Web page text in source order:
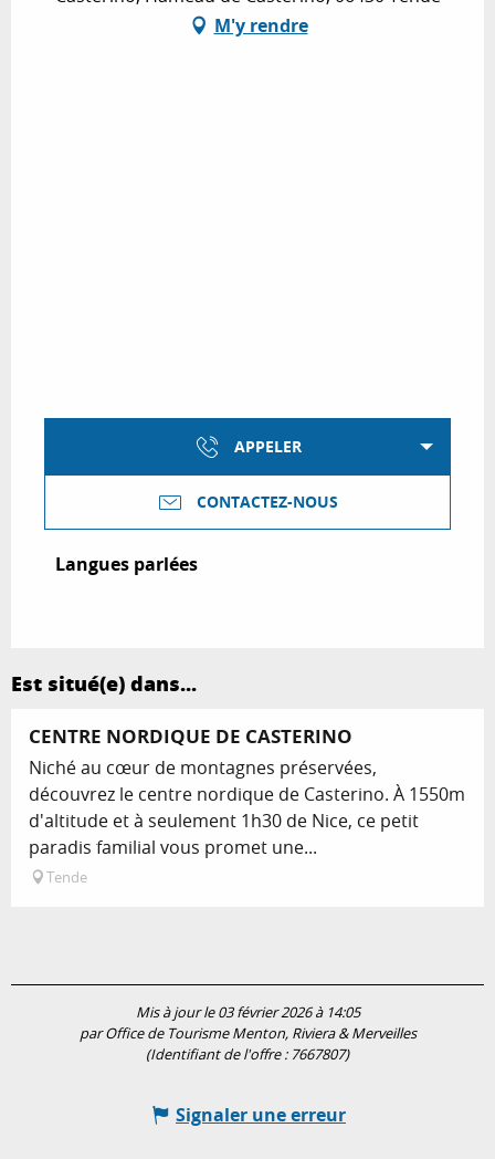
M'y rendre
APPELER
CONTACTEZ-NOUS
Langues parlées
Langues parlées
Est situé(e) dans...
CENTRE NORDIQUE DE CASTERINO
Niché au cœur de montagnes préservées,
découvrez le centre nordique de Casterino. À 1550m
d'altitude et à seulement 1h30 de Nice, ce petit
paradis familial vous promet une...
Tende
Mis à jour le 03 février 2026 à 14:05
par Office de Tourisme Menton, Riviera & Merveilles
(Identifiant de l'offre : 7667807)
Signaler une erreur